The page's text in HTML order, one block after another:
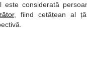
considerată
, fiind cetățean al